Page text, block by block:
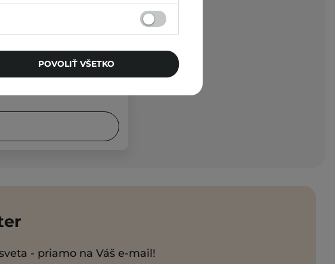
výhodné ponuky.
a službách od
- priamo na Váš e-mail!
POVOLIŤ VŠETKO